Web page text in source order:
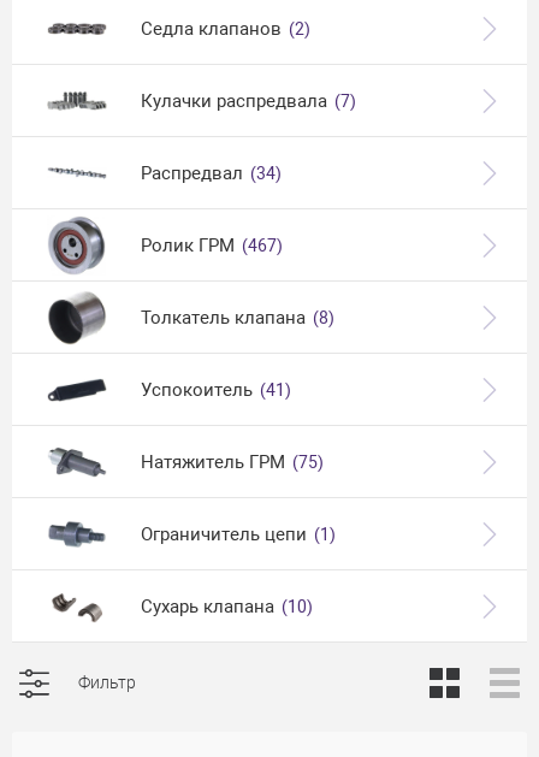
Седла клапанов (2)
Кулачки распредвала (7)
Распредвал (34)
Ролик ГРМ (467)
Толкатель клапана (8)
Успокоитель (41)
Натяжитель ГРМ (75)
Ограничитель цепи (1)
Сухарь клапана (10)
Фильтр